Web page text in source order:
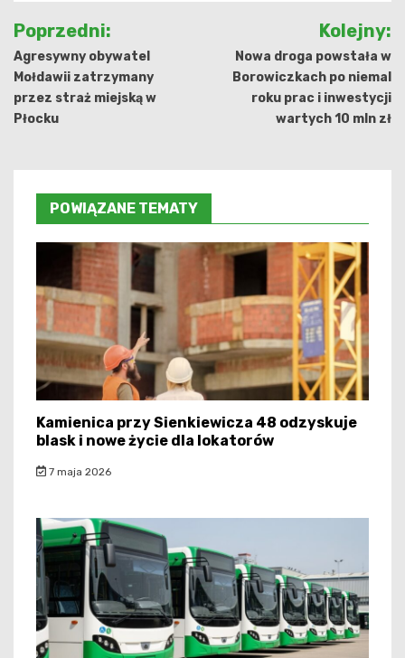
Nawigacja
wpisu
Poprzedni:
Agresywny obywatel
Mołdawii zatrzymany
przez straż miejską w
Płocku
Kolejny:
Nowa droga powstała w
Borowiczkach po niemal
roku prac i inwestycji
wartych 10 mln zł
POWIĄZANE TEMATY
Kamienica przy Sienkiewicza 48 odzyskuje
blask i nowe życie dla lokatorów
7 maja 2026